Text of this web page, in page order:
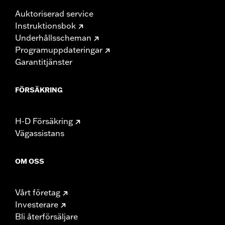
Auktoriserad service
Instruktionsbok
Underhållsscheman
Programuppdateringar
Garantitjänster
FÖRSÄKRING
H-D Försäkring
Vägassistans
OM OSS
Vårt företag
Investerare
Bli återförsäljare